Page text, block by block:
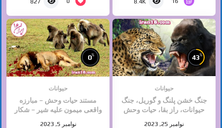
43%
حیوانات
جنگ خشن پلنگ و گوریل، جنگ
حیوانات، راز بقا، حیات وحش
نوامبر 25, 2023
0%
حیوانات
مستند حیات وحش – مبارزه
واقعی میمون علیه شیر – شکار
نوامبر 5, 2023